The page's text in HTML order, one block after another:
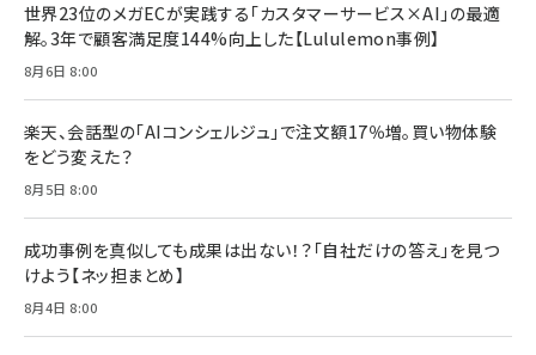
世界23位のメガECが実践する「カスタマーサービス×AI」の最適
解。3年で顧客満足度144%向上した【Lululemon事例】
8月6日 8:00
楽天、会話型の「AIコンシェルジュ」で注文額17％増。買い物体験
をどう変えた？
8月5日 8:00
成功事例を真似しても成果は出ない！？「自社だけの答え」を見つ
けよう【ネッ担まとめ】
8月4日 8:00